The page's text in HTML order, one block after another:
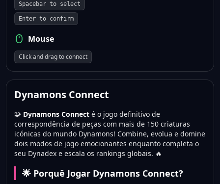
Spacebar to select
Enter to confirm
Mouse
Click and drag to connect
Dynamons Connect
🧩 Dynamons Connect é o jogo definitivo de
correspondência de peças com mais de 150 criaturas
icónicas do mundo Dynamons! Combine, evolua e domine
dois modos de jogo emocionantes enquanto completa o
seu Dynadex e escala os rankings globais. 🔥
🌟 Porquê Jogar Dynamons Connect?